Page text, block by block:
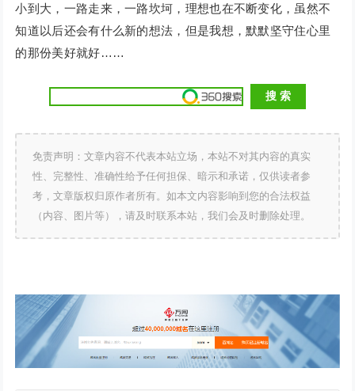
小到大，一路走来，一路坎坷，理想也在不断变化，虽然不
知道以后还会有什么新的想法，但是我想，默默坚守住心里
的那份美好就好……
免责声明：文章内容不代表本站立场，本站不对其内容的真实
性、完整性、准确性给予任何担保、暗示和承诺，仅供读者参
考，文章版权归原作者所有。如本文内容影响到您的合法权益
（内容、图片等），请及时联系本站，我们会及时删除处理。